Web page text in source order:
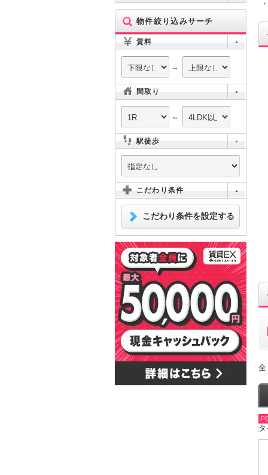
物件絞り込みサーチ
賃料
～
間取り
～
駅徒歩
こだわり条件
こだわり条件を設定する
全